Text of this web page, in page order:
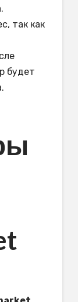
так как
будет